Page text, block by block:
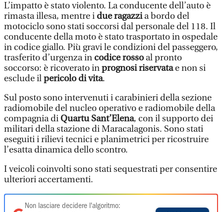
L’impatto è stato violento. La conducente dell’auto è
rimasta illesa, mentre i due ragazzia bordo del
motociclo sono stati soccorsi dal personale del 118. Il
conducente della moto è stato trasportato in ospedale
in codice giallo. Più gravi le condizioni del passeggero,
trasferito d’urgenza in codice rossoal pronto
soccorso: è ricoverato inprognosi riservatae non si
esclude ilpericolo di vita.
Sul posto sono intervenuti i carabinieri della sezione
radiomobile del nucleo operativo e radiomobile della
compagnia di Quartu Sant’Elena, con il supporto dei
militari della stazione di Maracalagonis. Sono stati
eseguiti i rilievi tecnici e planimetrici per ricostruire
l’esatta dinamica dello scontro.
I veicoli coinvolti sono stati sequestrati per consentire
ulteriori accertamenti.
Non lasciare decidere l'algoritmo: